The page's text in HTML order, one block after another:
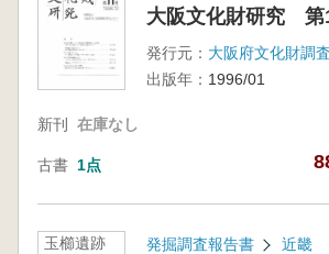
大阪文化財研究 第
発行元： 大阪府文化財調
出版年： 1996/01
新刊 在庫なし
古書 1点
玉櫛遺跡 発掘調査報告書 近畿